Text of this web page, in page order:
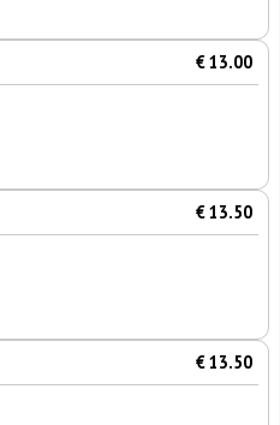
€ 13.00
€ 13.50
€ 13.50